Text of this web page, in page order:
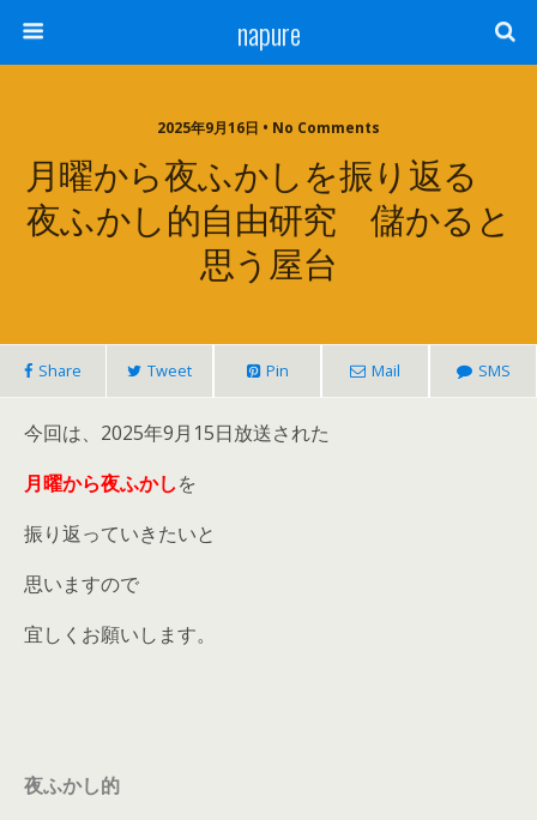
napure
2025年9月16日 • No Comments
月曜から夜ふかしを振り返る
夜ふかし的自由研究 儲かると
思う屋台
Share Tweet Pin Mail SMS
今回は、2025年9月15日放送された
月曜から夜ふかしを
振り返っていきたいと
思いますので
宜しくお願いします。
夜ふかし的